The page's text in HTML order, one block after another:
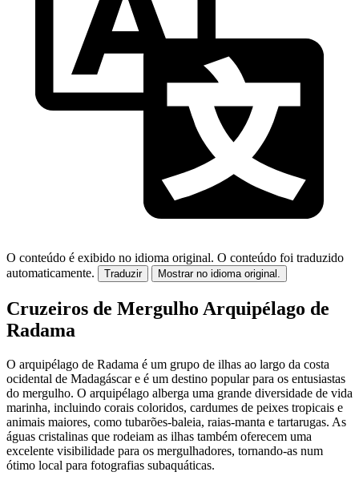
O conteúdo é exibido no idioma original. O conteúdo foi traduzido
automaticamente.
Traduzir Mostrar no idioma original.
Cruzeiros de Mergulho Arquipélago de
Radama
O arquipélago de Radama é um grupo de ilhas ao largo da costa
ocidental de Madagáscar e é um destino popular para os entusiastas
do mergulho. O arquipélago alberga uma grande diversidade de vida
marinha, incluindo corais coloridos, cardumes de peixes tropicais e
animais maiores, como tubarões-baleia, raias-manta e tartarugas. As
águas cristalinas que rodeiam as ilhas também oferecem uma
excelente visibilidade para os mergulhadores, tornando-as num
ótimo local para fotografias subaquáticas.